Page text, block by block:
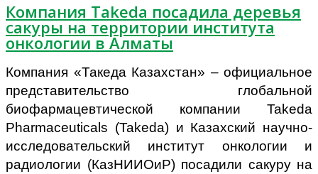
Компания Takeda посадила деревья
сакуры на территории института
онкологии в Алматы
Компания «Такеда Казахстан» – официальное
представительство глобальной
биофармацевтической компании Takeda
Pharmaceuticals (Takeda) и Казахский научно-
исследовательский институт онкологии и
радиологии (КазНИИОиР) посадили сакуру на